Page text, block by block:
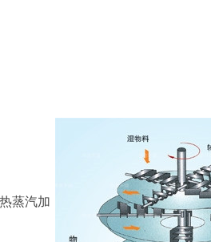
蒸汽加